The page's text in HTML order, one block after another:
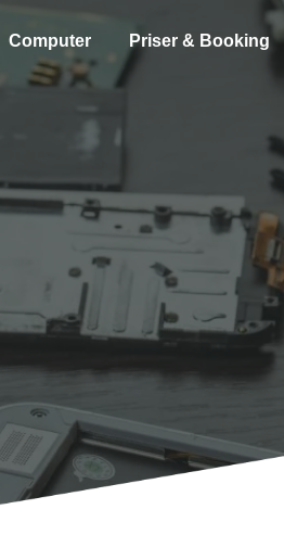
Computer Priser & Booking